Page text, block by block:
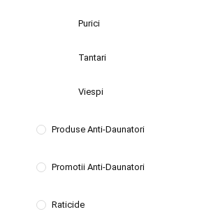
Purici
Tantari
Viespi
Produse Anti-Daunatori
Promotii Anti-Daunatori
Raticide